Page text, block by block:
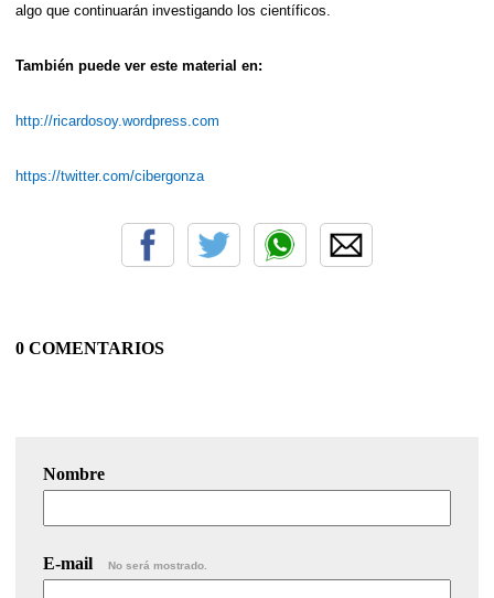
algo que continuarán investigando los científicos.
También puede ver este material en:
http://ricardosoy.wordpress.com
https://twitter.com/cibergonza
0 COMENTARIOS
Nombre
E-mail No será mostrado.